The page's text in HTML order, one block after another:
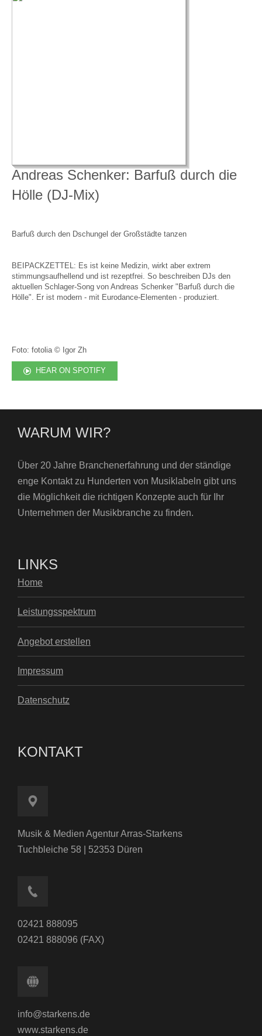
Andreas Schenker: Barfuß durch die
Hölle (DJ-Mix)
Barfuß durch den Dschungel der Großstädte tanzen
BEIPACKZETTEL: Es ist keine Medizin, wirkt aber extrem
stimmungsaufhellend und ist rezeptfrei. So beschreiben DJs den
aktuellen Schlager-Song von Andreas Schenker "Barfuß durch die
Hölle". Er ist modern - mit Eurodance-Elementen - produziert.
Foto: fotolia © Igor Zh
HEAR ON SPOTIFY
WARUM WIR?
Über 20 Jahre Branchenerfahrung und der ständige
enge Kontakt zu Hunderten von Musiklabeln gibt uns
die Möglichkeit die richtigen Konzepte auch für Ihr
Unternehmen der Musikbranche zu finden.
LINKS
Home
Leistungsspektrum
Angebot erstellen
Impressum
Datenschutz
KONTAKT
Musik & Medien Agentur Arras-Starkens
Tuchbleiche 58 | 52353 Düren
02421 888095
02421 888096 (FAX)
info@starkens.de
www.starkens.de